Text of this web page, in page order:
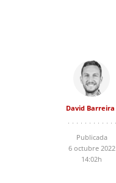
David Barreira
Publicada
6 octubre 2022
14:02h